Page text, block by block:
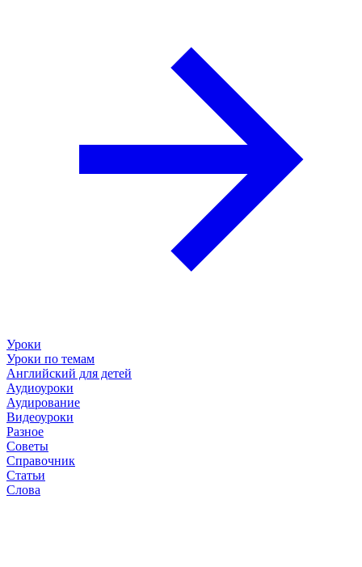
Уроки
Уроки по темам
Английский для детей
Аудиоуроки
Аудирование
Видеоуроки
Разное
Советы
Справочник
Статьи
Слова